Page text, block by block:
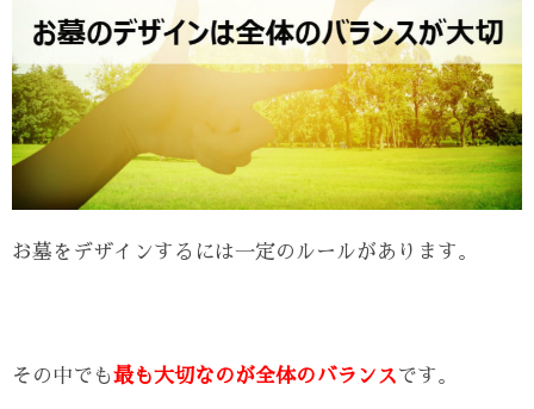
お墓をデザインするには一定のルールがあります。
その中でも最も大切なのが全体のバランスです。